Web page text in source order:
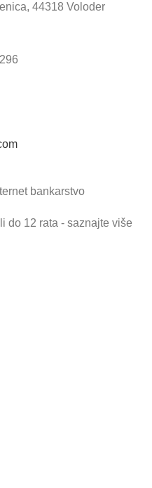
44318 Voloder
bankarstvo
do 12 rata - saznajte više